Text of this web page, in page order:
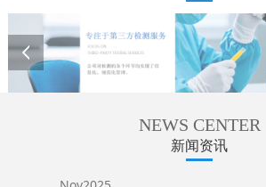
NEWS CENTER
新闻资讯